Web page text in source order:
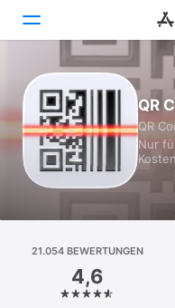
Heute
Spiele
Apps
Plattform
iPhone
QR
QR
Nur
21.054 BEWERTUNGEN
4,6